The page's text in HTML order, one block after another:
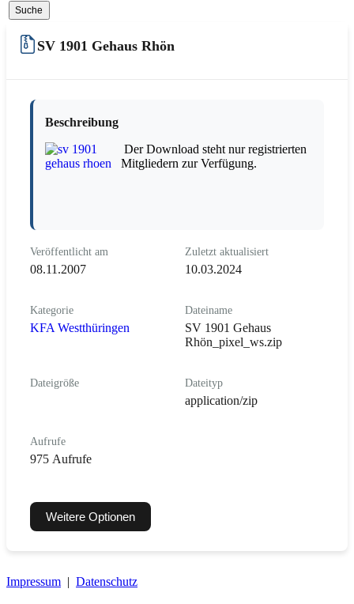
SV 1901 Gehaus Rhön
Beschreibung
Der Download steht nur registrierten
Mitgliedern zur Verfügung.
Veröffentlicht am
08.11.2007
Zuletzt aktualisiert
10.03.2024
Kategorie
KFA Westthüringen
Dateiname
SV 1901 Gehaus
Rhön_pixel_ws.zip
Dateigröße Dateityp
application/zip
Aufrufe
975 Aufrufe
Weitere Optionen
Impressum | Datenschutz